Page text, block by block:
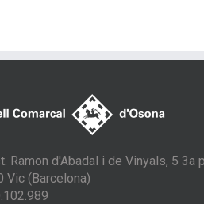
Ramon d'Abadal i de Vinyals, 5 3a
Vic (Barcelona)